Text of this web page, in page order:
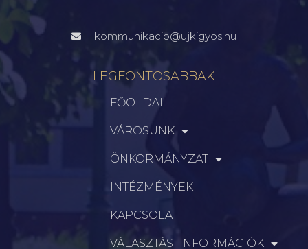
kommunikacio@ujkigyos.hu
LEGFONTOSABBAK
FŐOLDAL
VÁROSUNK
ÖNKORMÁNYZAT
INTÉZMÉNYEK
KAPCSOLAT
VÁLASZTÁSI INFORMÁCIÓK